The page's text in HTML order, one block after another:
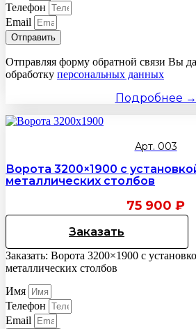
Телефон
Email
Отправить
Отправляя форму обратной связи Вы
обработку персональных данных
Подробнее →
Арт. 003
Ворота 3200×1900 с
металлических столбов
75 900 ₽
Заказать
Заказать: Ворота 3200×1900 с
металлических столбов
Имя
Телефон
Email